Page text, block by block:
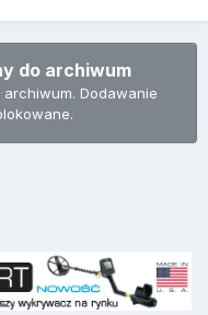
do archiwum
Dodawanie